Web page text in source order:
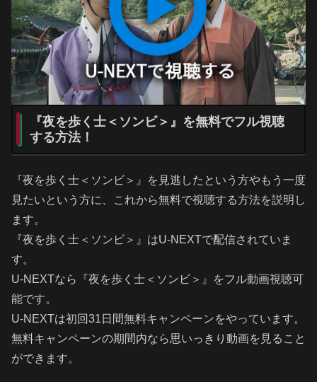
『夜を歩く士＜ソンビ＞』を無料でフル視聴
する方法！
『夜を歩く士＜ソンビ＞』を見逃したという方やもう一度
見たいという方に、これから無料で視聴する方法を説明し
ます。
『夜を歩く士＜ソンビ＞』はU-NEXTで配信されていま
す。
U-NEXTなら『夜を歩く士＜ソンビ＞』をフル動画視聴可
能です。
U-NEXTは初回31日間無料キャンペーンをやっています。
無料キャンペーンの期間内なら思いっきり動画を見ること
ができます。